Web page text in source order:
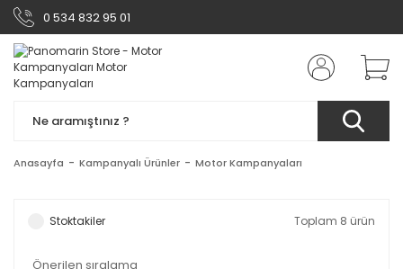
0 534 832 95 01
Anasayfa Kampanyalı Ürünler Motor Kampanyaları
Stoktakiler Toplam 8 ürün